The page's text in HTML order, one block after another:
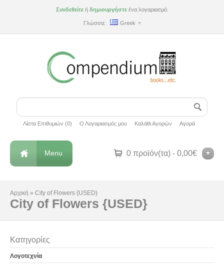
Συνδεθείτεή δημιουργήστεένα λογαριασμό.
Γλώσσα: Greek
Λίστα Επιθυμιών (0) Ο Λογαριασμός μου Καλάθι Αγορών Αγορά
0 προϊόν(τα) - 0,00€
Menu
Αρχική » City of Flowers {USED}
City of Flowers {USED}
Κατηγορίες
Λογοτεχνία